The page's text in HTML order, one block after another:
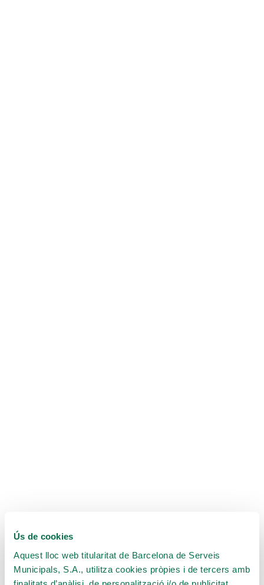
Ús de cookies
Aquest lloc web titularitat de Barcelona de Serveis
Municipals, S.A., utilitza cookies pròpies i de tercers amb